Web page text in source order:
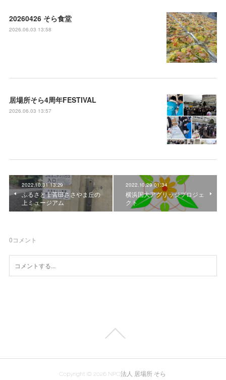
20260426 そら食堂
2026.06.03 13:58
居場所そら4周年FESTIVAL
2026.06.03 13:57
2022.10.31 13:29
ふるさと上菅田ささやま丘の
上ミュージアム
2022.10.29 01:34
横浜国大アグリッジプロジェ
クト
0コメント
Copyright © 2026 NPO法人 居場所 そら